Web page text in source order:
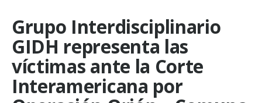
Grupo Interdisciplinario
GIDH representa las
víctimas ante la Corte
Interamericana por